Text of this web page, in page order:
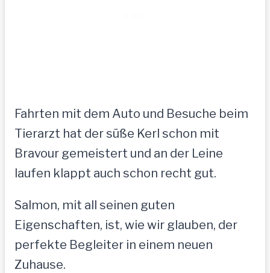
Fahrten mit dem Auto und Besuche beim
Tierarzt hat der süße Kerl schon mit
Bravour gemeistert und an der Leine
laufen klappt auch schon recht gut.
Salmon, mit all seinen guten
Eigenschaften, ist, wie wir glauben, der
perfekte Begleiter in einem neuen
Zuhause.